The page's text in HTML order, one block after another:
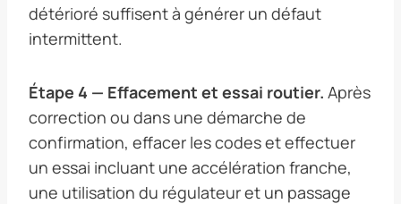
détérioré suffisent à générer un défaut
intermittent.
Étape 4 — Effacement et essai routier. Après
correction ou dans une démarche de
confirmation, effacer les codes et effectuer
un essai incluant une accélération franche,
une utilisation du régulateur et un passage